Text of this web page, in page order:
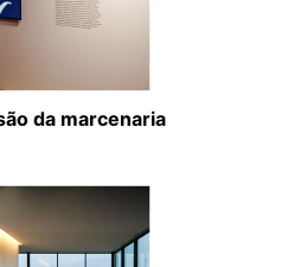
da marcenaria